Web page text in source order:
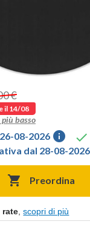
€
il 14/08
più basso
08-2026 info 
dal 28-08-2026
 Preordina
rate ,scopri di più